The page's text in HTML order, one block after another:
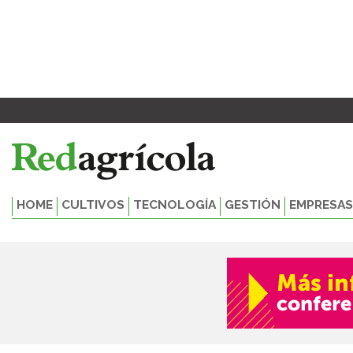
HOME CULTIVOS TECNOLOGÍA GESTIÓN EMPRESAS